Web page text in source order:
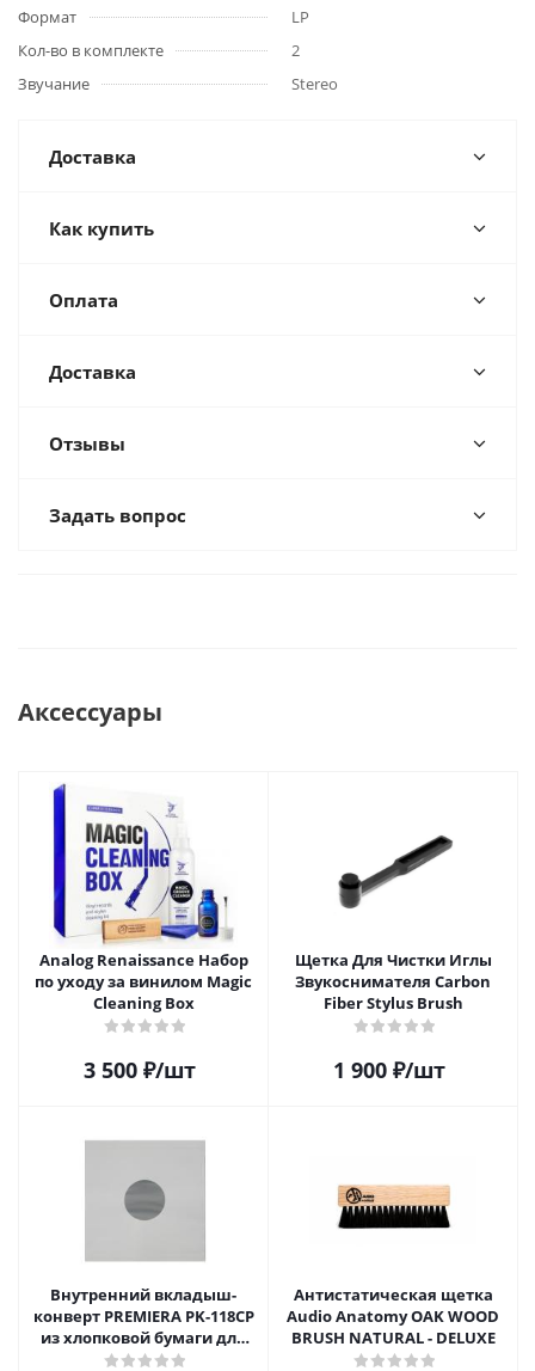
Формат
LP
Кол-во в комплекте
2
Звучание
Stereo
Доставка
Как купить
Оплата
Доставка
Отзывы
Задать вопрос
Аксессуары
Analog Renaissance Набор
по уходу за винилом Magic
Cleaning Box
3 500₽/шт
Щетка Для Чистки Иглы
Звукоснимателя Carbon
Fiber Stylus Brush
1 900₽/шт
Внутренний вкладыш-
конверт PREMIERA PK-118CP
из хлопковой бумаги для
12" виниловой пластинки 1
Антистатическая щетка
Audio Anatomy OAK WOOD
BRUSH NATURAL - DELUXE